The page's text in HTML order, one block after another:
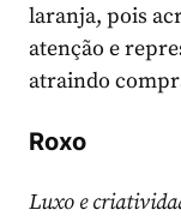
laranja, pois
atenção e
atraindo
Roxo
Luxo e